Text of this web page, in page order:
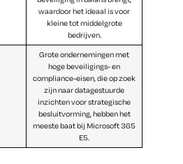
waardoor het ideaal is voor
kleine tot middelgrote
bedrijven.
Grote ondernemingen met
hoge beveiligings- en
compliance-eisen, die op zoek
zijn naar datagestuurde
inzichten voor strategische
besluitvorming, hebben het
meeste baat bij Microsoft 365
E5.